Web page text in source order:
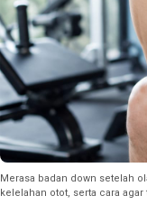
Merasa badan down setelah
kelelahan otot, serta cara